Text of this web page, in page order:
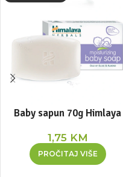
Baby sapun 70g Himlaya
1,75 KM
PROČITAJ VIŠE